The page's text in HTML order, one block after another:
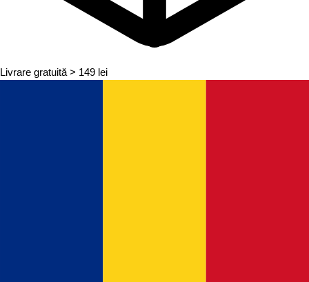
Livrare gratuită > 149 lei